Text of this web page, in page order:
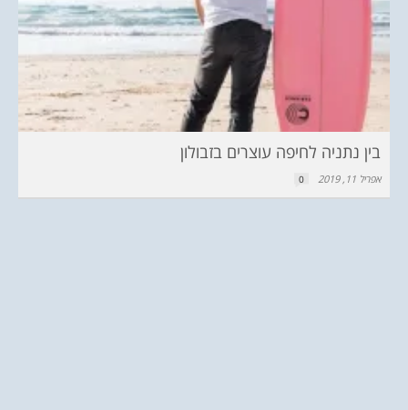
בין נתניה לחיפה עוצרים בזבולון
אפריל 11, 2019 0